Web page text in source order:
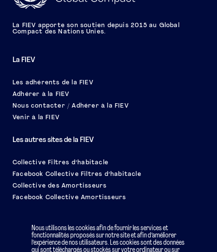
La FIEV
Les adhérents de la FIEV
Adhérer à la FIEV
Nous contacter / Adhérer à la FIEV
Venir à la FIEV
Les autres sites de la FIEV
Collective Filtres d’habitacle
Facebook Collective Filtres d’habitacle
Collective des Amortisseurs
Facebook Collective Amortisseurs
La FIEV apporte son soutien depuis 2015 au Global
Compact des Nations Unies.
Nous utilisons les cookies afin de fournir les services et
fonctionnalités proposés sur notre site et afin d’améliorer
l’expérience de nos utilisateurs. Les cookies sont des données
qui sont téléchargés ou stockés sur votre ordinateur ou sur